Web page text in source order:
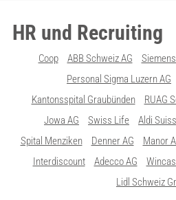
HR und Recruiting
Coop ABB Schweiz AG
Personal Sigma Luzern AG
Kantonsspital Graubünden
RUAG
Jowa AG
Swiss Life Aldi
Spital Menziken
Denner AG Manor
Interdiscount
Adecco AG
Lidl Schweiz